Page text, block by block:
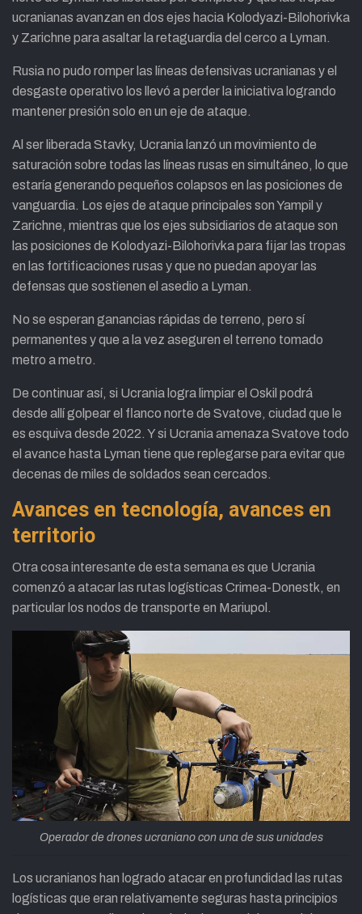
ucranianas avanzan en dos ejes hacia Kolodyazi-Bilohorivka
y Zarichne para asaltar la retaguardia del cerco a Lyman.
Rusia no pudo romper las líneas defensivas ucranianas y el
desgaste operativo los llevó a perder la iniciativa logrando
mantener presión solo en un eje de ataque.
Al ser liberada Stavky, Ucrania lanzó un movimiento de
saturación sobre todas las líneas rusas en simultáneo, lo que
estaría generando pequeños colapsos en las posiciones de
vanguardia. Los ejes de ataque principales son Yampil y
Zarichne, mientras que los ejes subsidiarios de ataque son
las posiciones de Kolodyazi-Bilohorivka para fijar las tropas
en las fortificaciones rusas y que no puedan apoyar las
defensas que sostienen el asedio a Lyman.
No se esperan ganancias rápidas de terreno, pero sí
permanentes y que a la vez aseguren el terreno tomado
metro a metro.
De continuar así, si Ucrania logra limpiar el Oskil podrá
desde allí golpear el flanco norte de Svatove, ciudad que le
es esquiva desde 2022. Y si Ucrania amenaza Svatove todo
el avance hasta Lyman tiene que replegarse para evitar que
decenas de miles de soldados sean cercados.
Avances en tecnología, avances en
territorio
Otra cosa interesante de esta semana es que Ucrania
comenzó a atacar las rutas logísticas Crimea-Donestk, en
particular los nodos de transporte en Mariupol.
Operador de drones ucraniano con una de sus unidades
Los ucranianos han logrado atacar en profundidad las rutas
logísticas que eran relativamente seguras hasta principios